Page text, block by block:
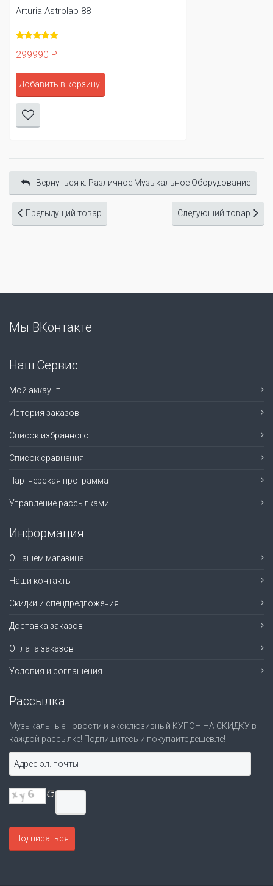
Arturia Astrolab 88
299990 Р
Добавить в корзину
Вернуться к: Различное Музыкальное Оборудование
Предыдущий товар Следующий товар
Мы ВКонтакте
Наш Сервис
Мой аккаунт
История заказов
Список избранного
Список сравнения
Партнерская программа
Управление рассылками
Информация
О нашем магазине
Наши контакты
Скидки и спецпредложения
Доставка заказов
Оплата заказов
Условия и соглашения
Рассылка
Музыкальные новости и эксклюзивный КУПОН НА СКИДКУ в
каждой рассылке! Подпишитесь и покупайте дешевле!